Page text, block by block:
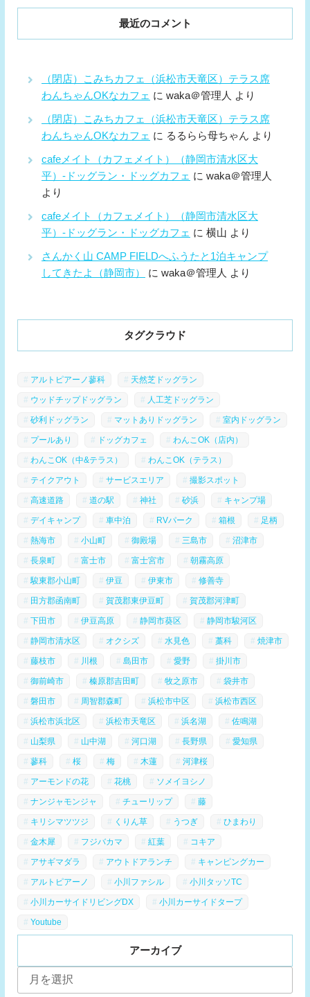
最近のコメント
（閉店）こみちカフェ（浜松市天竜区）テラス席
わんちゃんOKなカフェ に waka＠管理人 より
（閉店）こみちカフェ（浜松市天竜区）テラス席
わんちゃんOKなカフェ に るるらら母ちゃん より
cafeメイト（カフェメイト）（静岡市清水区大
平）-ドッグラン・ドッグカフェ に waka＠管理人
より
cafeメイト（カフェメイト）（静岡市清水区大
平）-ドッグラン・ドッグカフェ に 横山 より
さんかく山 CAMP FIELDへふうたと1泊キャンプ
してきたよ（静岡市）
に waka＠管理人 より
タグクラウド
アルトピアーノ蓼科 天然芝ドッグラン
ウッドチップドッグラン 人工芝ドッグラン
砂利ドッグラン マットありドッグラン 室内ドッグラン
プールあり ドッグカフェ わんこOK（店内）
わんこOK（中&テラス） わんこOK（テラス）
テイクアウト サービスエリア 撮影スポット
高速道路 道の駅 神社 砂浜 キャンプ場
デイキャンプ 車中泊 RVパーク 箱根 足柄
熱海市 小山町 御殿場 三島市 沼津市
長泉町 富士市 富士宮市 朝霧高原
駿東郡小山町 伊豆 伊東市 修善寺
田方郡函南町 賀茂郡東伊豆町 賀茂郡河津町
下田市 伊豆高原 静岡市葵区 静岡市駿河区
静岡市清水区 オクシズ 水見色 藁科 焼津市
藤枝市 川根 島田市 愛野 掛川市
御前崎市 榛原郡吉田町 牧之原市 袋井市
磐田市 周智郡森町 浜松市中区 浜松市西区
浜松市浜北区 浜松市天竜区 浜名湖 佐鳴湖
山梨県 山中湖 河口湖 長野県 愛知県
蓼科 桜 梅 木蓮 河津桜
アーモンドの花 花桃 ソメイヨシノ
ナンジャモンジャ チューリップ 藤
キリシマツツジ くりん草 うつぎ ひまわり
金木犀 フジバカマ 紅葉 コキア
アサギマダラ アウトドアランチ キャンピングカー
アルトピアーノ 小川ファシル 小川タッソTC
小川カーサイドリビングDX 小川カーサイドタープ
Youtube
アーカイブ
ー